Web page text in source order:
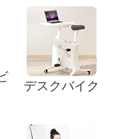
デスクバイク